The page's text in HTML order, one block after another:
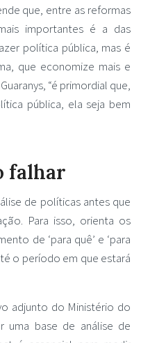
que, entre as reformas
importantes é a das
política pública, mas é
que economize mais e
“é primordial que,
pública, ela seja bem
falhar
de políticas antes que
Para isso, orienta os
de ‘para quê’ e ‘para
o período em que estará
adjunto do Ministério do
uma base de análise de